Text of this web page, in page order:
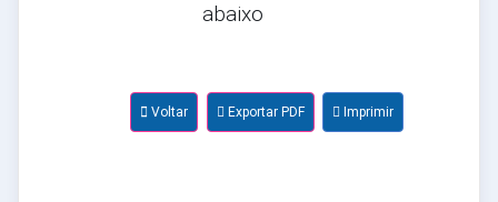
abaixo
Voltar Exportar PDF Imprimir